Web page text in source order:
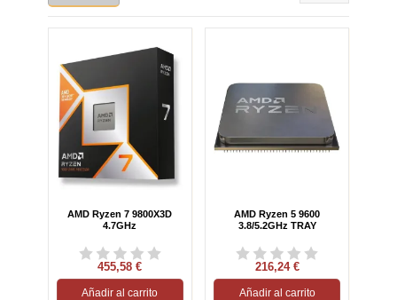
AMD Ryzen 7 9800X3D
4.7GHz
455,58 €
Añadir al carrito
AMD Ryzen 5 9600
3.8/5.2GHz TRAY
216,24 €
Añadir al carrito